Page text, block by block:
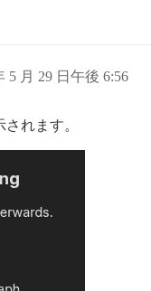
5 月 29 日午後 6:56
れます。